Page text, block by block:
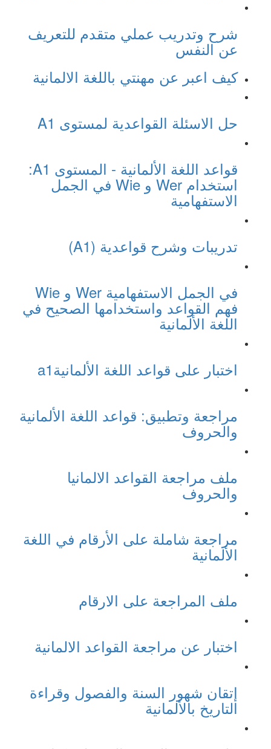
شرح وتدريب عملي متقدم للتعريف
عن النفس
كيف اعبر عن مهنتي باللغة الالمانية
حل الاسئلة القواعدية لمستوى A1
قواعد اللغة الألمانية - المستوى A1:
استخدام Wer و Wie في الجمل
الاستفهامية
تدريبات وشرح قواعدية (A1)
في الجمل الاستفهامية Wer و Wie
فهم القواعد واستخدامها الصحيح في
اللغة الألمانية
اختبار على قواعد اللغة الألمانيةa1
مراجعة وتطبيق: قواعد اللغة الألمانية
والحروف
ملف مراجعة القواعد الالمانيا
والحروف
مراجعة شاملة على الأرقام في اللغة
الألمانية
ملف المراجعة على الارقام
اختبار عن مراجعة القواعد الالمانية
إتقان شهور السنة والفصول وقراءة
التاريخ بالألمانية